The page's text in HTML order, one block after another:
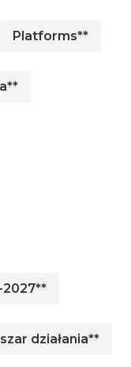
Platforms**
2027**
działania**